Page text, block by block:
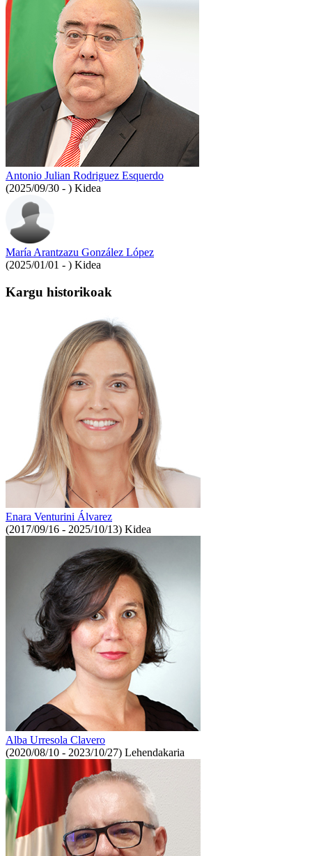
Antonio Julian Rodriguez Esquerdo
(2025/09/30 - ) Kidea
María Arantzazu González López
(2025/01/01 - ) Kidea
Kargu historikoak
Enara Venturini Álvarez
(2017/09/16 - 2025/10/13) Kidea
Alba Urresola Clavero
(2020/08/10 - 2023/10/27) Lehendakaria